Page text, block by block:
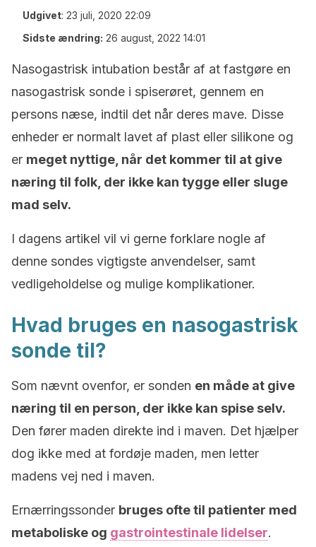
Udgivet: 23 juli, 2020 22:09
Sidste ændring: 26 august, 2022 14:01
Nasogastrisk intubation består af at fastgøre en
nasogastrisk sonde i spiserøret, gennem en
persons næse, indtil det når deres mave. Disse
enheder er normalt lavet af plast eller silikone og
er meget nyttige, når det kommer til at give
næring til folk, der ikke kan tygge eller sluge
mad selv.
I dagens artikel vil vi gerne forklare nogle af
denne sondes vigtigste anvendelser, samt
vedligeholdelse og mulige komplikationer.
Hvad bruges en nasogastrisk
sonde til?
Som nævnt ovenfor, er sonden en måde at give
næring til en person, der ikke kan spise selv.
Den fører maden direkte ind i maven. Det hjælper
dog ikke med at fordøje maden, men letter
madens vej ned i maven.
Ernærringssonder bruges ofte til patienter med
metaboliske og gastrointestinale lidelser.